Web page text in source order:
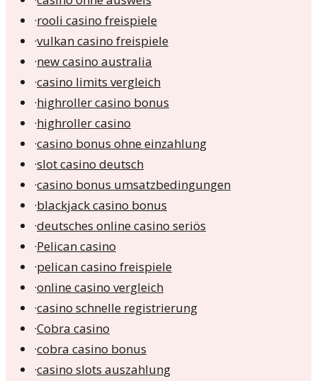
·rooli casino freispiele
·vulkan casino freispiele
·new casino australia
·casino limits vergleich
·highroller casino bonus
·highroller casino
·casino bonus ohne einzahlung
·slot casino deutsch
·casino bonus umsatzbedingungen
·blackjack casino bonus
·deutsches online casino seriös
·Pelican casino
·pelican casino freispiele
·online casino vergleich
·casino schnelle registrierung
·Cobra casino
·cobra casino bonus
·casino slots auszahlung